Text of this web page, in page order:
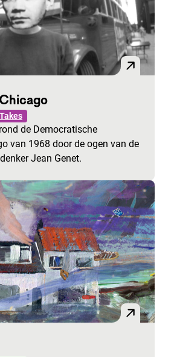
de Democratische
van 1968 door de ogen van de
Jean Genet.